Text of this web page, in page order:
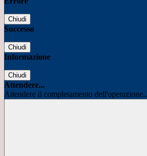
Chiudi
Successo
Chiudi
Informazione
Chiudi
Attendere...
Attendere il completamento